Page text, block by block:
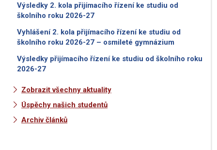
Výsledky 2. kola přijímacího řízení ke studiu od
školního roku 2026-27
Vyhlášení 2. kola přijímacího řízení ke studiu od
školního roku 2026-27 – osmileté gymnázium
Výsledky přijímacího řízení ke studiu od školního roku
2026-27
Zobrazit všechny aktuality
Úspěchy našich studentů
Archiv článků